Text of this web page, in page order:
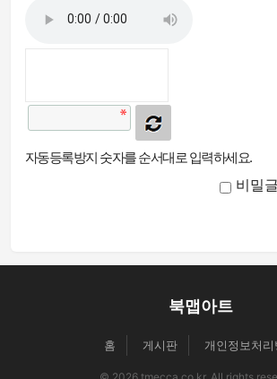
자동등록방지 숫자를 순서대로 입력하세요.
비밀글
북맵아트
홈 게시판 개인정보처리
© 2026 tmecca.co.kr. All rights